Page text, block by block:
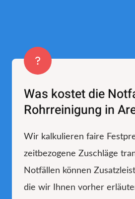
Was kostet die
Rohrreinigung in
Wir kalkulieren faire
zeitbezogene Zuschläge
Notfällen können
die wir Ihnen vorher